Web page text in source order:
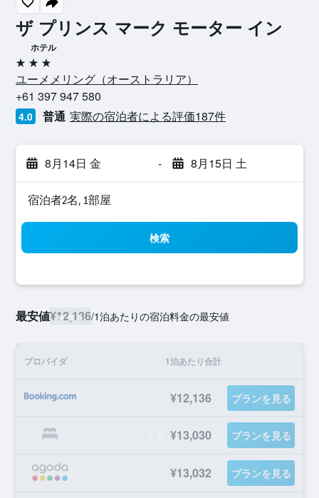
ザ プリンス マーク モーター イン
ホテル
3つ星
ユーメメリング​（オーストラリア​）​
+61 397 947 580
4.0 普通 実際の宿泊者による評価187​件
8月14日 金 - 8月15日 土
宿泊者2名, 1​部屋
検索
最安値¥12,136/1泊あたりの宿泊料金の最安値
プロバイダ 1泊あたり合計
¥12,136 プランを見る
¥13,030 プランを見る
¥13,032 プランを見る